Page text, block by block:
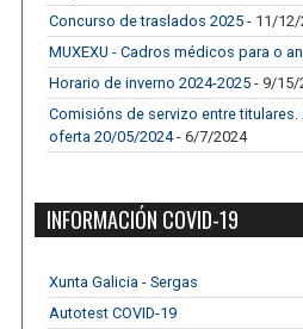
Concurso de traslados 2025 - 11/12/
MUXEXU - Cadros médicos para o
Horario de inverno 2024-2025 - 9/15/
Comisións de servizo entre
oferta 20/05/2024- 6/7/2024
INFORMACIÓN COVID-19
Xunta Galicia - Sergas
Autotest COVID-19